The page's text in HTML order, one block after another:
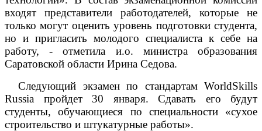
входят представители работодателей, которые не
только могут оценить уровень подготовки студента,
но и пригласить молодого специалиста к себе на
работу, - отметила и.о. министра образования
Саратовской области Ирина Седова.
Следующий экзамен по стандартам WorldSkills
Russia пройдет 30 января. Сдавать его будут
студенты, обучающиеся по специальности «сухое
строительство и штукатурные работы».